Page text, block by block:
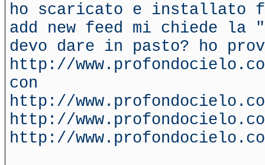
ho scaricato e installato
add new feed mi chiede
devo dare in pasto? ho
http://
con
http://
http://
http://